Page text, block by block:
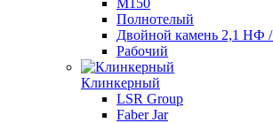
М150
Полнотелый
Двойной камень 2,1 НФ
Рабочий
Клинкерный
LSR Group
Faber Jar